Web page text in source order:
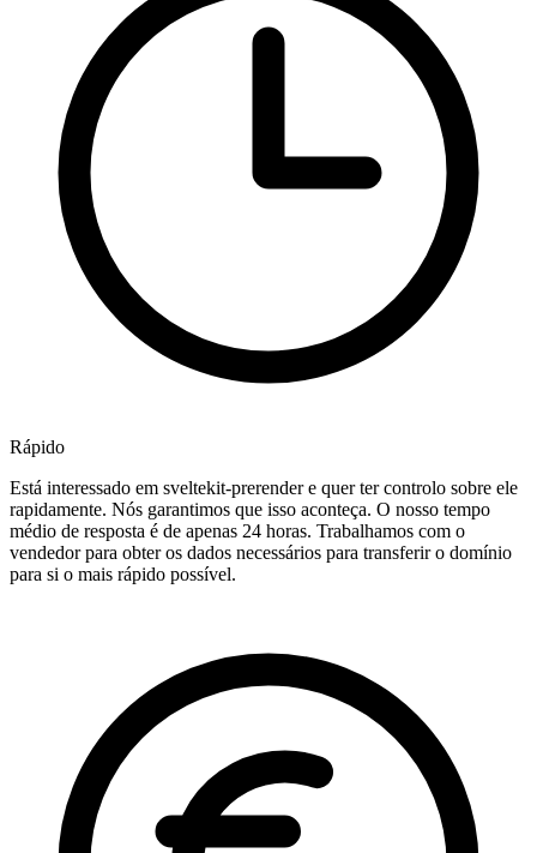
Rápido
Está interessado em sveltekit-prerender e quer ter controlo sobre ele
rapidamente. Nós garantimos que isso aconteça. O nosso tempo
médio de resposta é de apenas 24 horas. Trabalhamos com o
vendedor para obter os dados necessários para transferir o domínio
para si o mais rápido possível.